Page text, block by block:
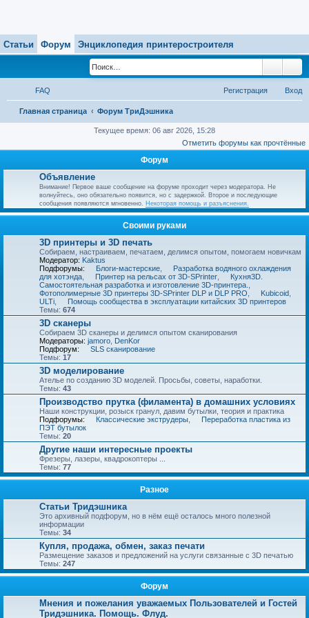
Статьи Форум Энциклопедия принтеростроителя
FAQ Вход
Регистрация
Главная страница Форум ТриДэшника
и
Текущее время: 06 авг 2026, 15:28
Отметить форумы как прочтённые
Форум
Объявление
Внимание! Первое ваше сообщение на форуме проходит через модератора. Не
волнуйтесь, оно обязательно появится, но с задержкой. Второе и последующие
сообщения появляются мгновенно. Некоторая помощь и разъяснения.
Своими руками
3D принтеры и 3D печать
Собираем, настраиваем, печатаем, делимся опытом, помогаем новичкам
Модератор: Kaktus
Подфорумы:
Блоги-мастерские,
Разработка водяного охлаждения
для хотэнда
Принтер на рельсах от 3D-SPrinter,
Кухня3D.
Самостоятельная разработка и изготовление 3D-принтера.
Фотополимерные 3D принтеры 3D-SPrinter DLP и DLP PRO
Kubicoid,
ULTi
Помощь сообщества в эксплуатации китайских 3D принтеров
Темы: 674
3D сканеры
Собираем 3D сканеры и делимся опытом сканирования
Модераторы: jamoro DenKor
Подфорум:
SLS сканирование
Темы: 17
3D моделирование
Ателье по созданию 3D моделей. Просьбы, советы, наработки.
Темы: 43
Производство прутка (филамента) в домашних условиях
Наши конструкции, розыск гранул, давим бутылки, теория и практика
Подфорумы:
Классические экструдеры,
Переработка пластика из
ПЭТ бутылок
Темы: 20
Другие наши интересные проекты
Фрезеры, лазеры, квадрокоптеры ...
Темы: 77
Разное
Статьи Тридэшника
Это архивный подфорум, но в нём ещё осталось много полезной
информации
Темы: 34
Купля, продажа, обмен, заказ печати
Размещение заказов и предложений на услуги связанные с 3D печатью
Темы: 247
Форум
Мнения и пожелания уважаемых Пользователей и Гостей
Тридэшника. Помощь. Флуд.